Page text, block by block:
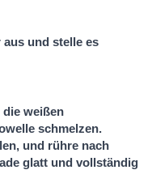
und stelle es
weißen
schmelzen.
und rühre nach
glatt und vollständig